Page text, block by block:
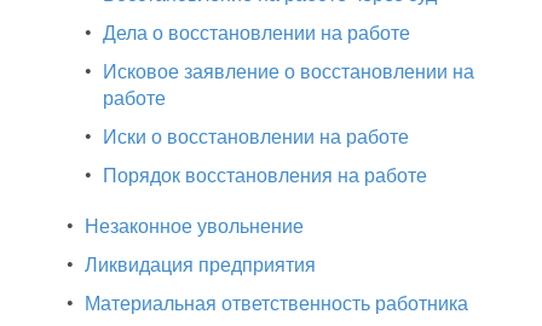
• Дела о восстановлении на работе
• Исковое заявление о восстановлении на
работе
• Иски о восстановлении на работе
• Порядок восстановления на работе
• Незаконное увольнение
• Ликвидация предприятия
• Материальная ответственность работника